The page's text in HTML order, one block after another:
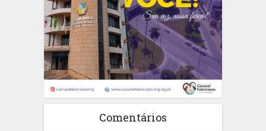
Comentários